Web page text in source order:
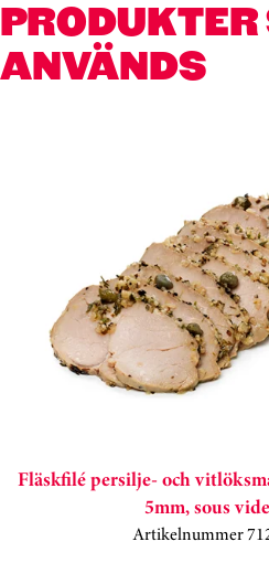
PRODUKTER
ANVÄNDS
Fläskfilé persilje- och
5mm, sous vide
Artikelnummer